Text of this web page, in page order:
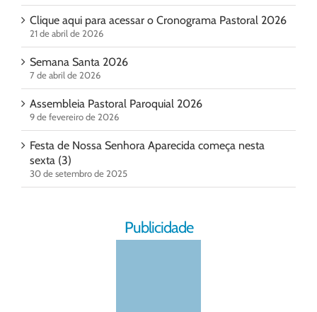
Clique aqui para acessar o Cronograma Pastoral 2026
21 de abril de 2026
Semana Santa 2026
7 de abril de 2026
Assembleia Pastoral Paroquial 2026
9 de fevereiro de 2026
Festa de Nossa Senhora Aparecida começa nesta
sexta (3)
30 de setembro de 2025
Publicidade